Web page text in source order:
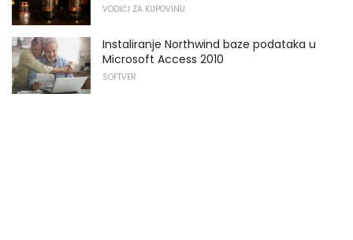
VODIČI ZA KUPOVINU
Instaliranje Northwind baze podataka u
Microsoft Access 2010
SOFTVER